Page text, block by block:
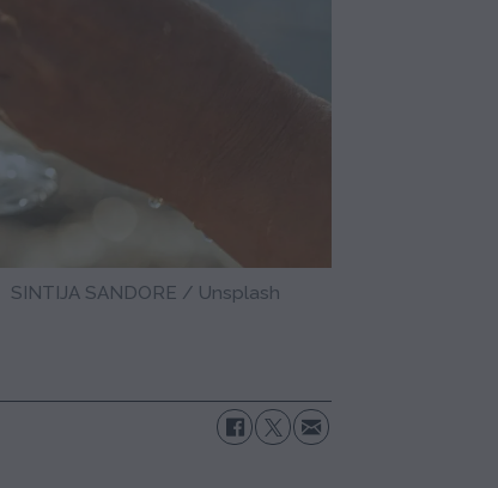
SINTIJA SANDORE / Unsplash